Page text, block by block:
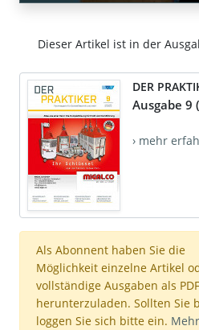
Dieser Artikel ist in der
DER
Ausgabe 9
› mehr
Als Abonnent haben Sie die
Möglichkeit einzelne Artikel
vollständige Ausgaben als
herunterzuladen. Sollten Sie
loggen Sie sich bitte ein.